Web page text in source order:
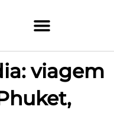
viagem